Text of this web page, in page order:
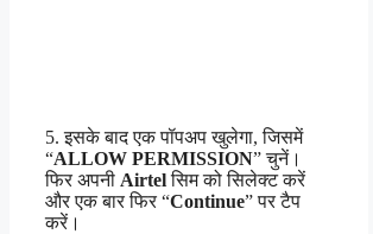
5. इसके बाद एक पॉपअप खुलेगा, जिसमें
“ALLOW PERMISSION” चुनें।
फिर अपनी Airtelसिम को सिलेक्ट करें
और एक बार फिर “Continue” पर टैप
करें।